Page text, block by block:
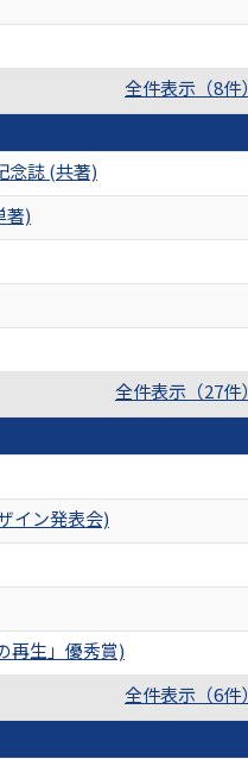
全件表示（8件）
念誌 (共著)
著)
全件表示（27件）
イン発表会)
再生」優秀賞)
全件表示（6件）